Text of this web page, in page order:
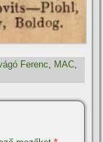
Ferenc MAC